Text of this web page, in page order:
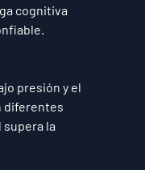
cognitiva
presión y el
diferentes
la